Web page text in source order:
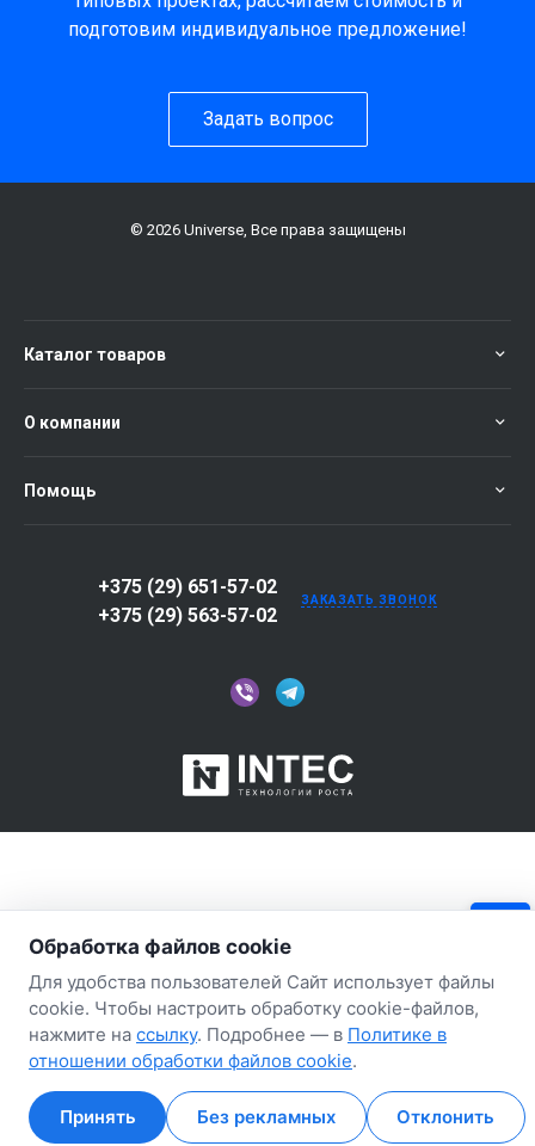
Главная Кабинет Избранные Сравнение
Главная Кабинет Избранные Сравнение
подготовим индивидуальное предложение!
Задать вопрос
© 2026 Universe, Все права защищены
Каталог товаров
О компании
Помощь
+375 (29) 651-57-02
+375 (29) 563-57-02
ЗАКАЗАТЬ ЗВОНОК
Обработка файлов cookie
Для удобства пользователей Сайт использует файлы
cookie. Чтобы настроить обработку cookie-файлов,
нажмите на ссылку. Подробнее — в Политике в
отношении обработки файлов cookie.
Принять Без рекламных Отклонить
×
Этот товар положили в
корзину 4 человека